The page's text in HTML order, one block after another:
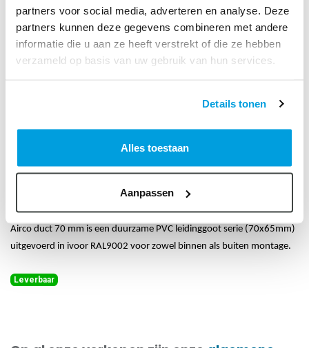
partners voor social media, adverteren en analyse. Deze
partners kunnen deze gegevens combineren met andere
informatie die u aan ze heeft verstrekt of die ze hebben
verzameld op basis van uw gebruik van hun services.
Details tonen
Alles toestaan
Aanpassen
Airco duct ivoor RAL9002
70mm eindkapje
Art. Nr.:89923055
Airco duct 70 mm is een duurzame PVC leidinggoot serie (70x65mm)
uitgevoerd in ivoor RAL9002 voor zowel binnen als buiten montage.
Leverbaar